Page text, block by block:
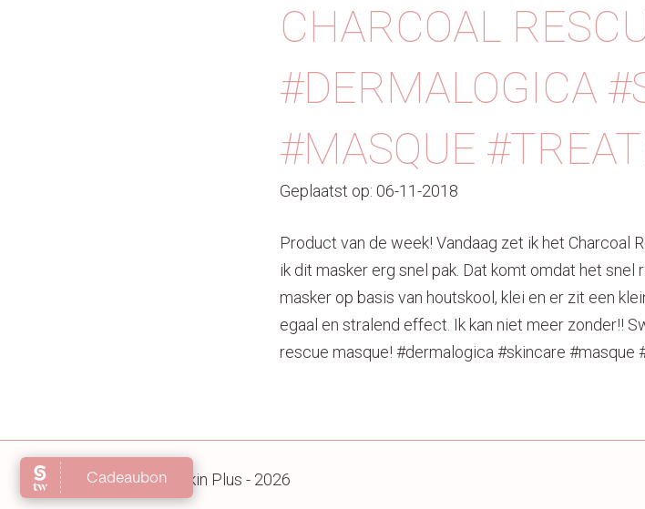
CHARCOAL
#DERMALOGICA
#MASQUE
Geplaatst op: 06-11-2018
Product van de week! Vandaag zet ik het Charcoal
ik dit masker erg snel pak. Dat komt omdat het
masker op basis van houtskool, klei en er zit een
egaal en stralend effect. Ik kan niet meer zonder!!
rescue masque! #dermalogica #skincare #masque
Copyright Skin Plus - 2026